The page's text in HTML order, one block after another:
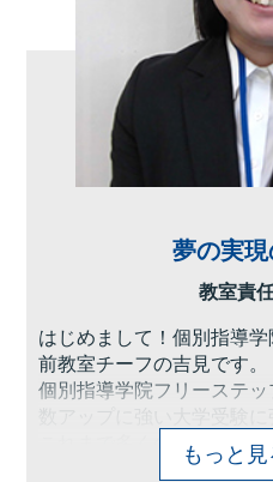
夢の実
教室責
はじめまして！個別指導
前教室チーフの吉見です。
個別指導学院フリーステ
数アップに強い大学受験
これまで多くの点数アッ
ん、高校受験や中学受験
もっと見